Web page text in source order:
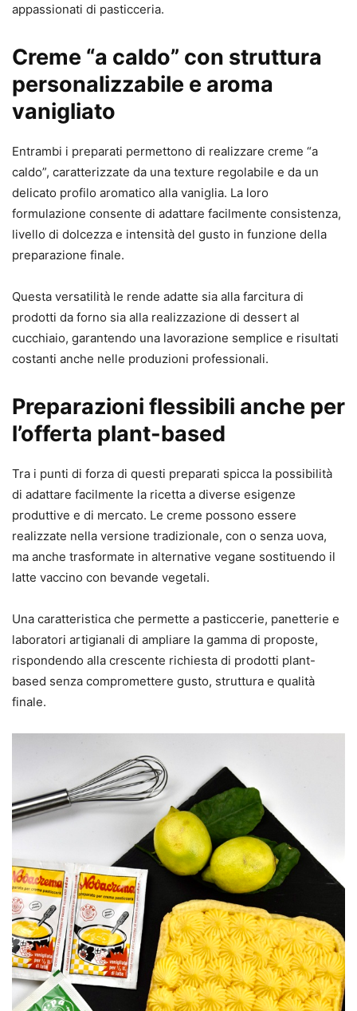
appassionati di pasticceria.
Creme “a caldo” con struttura
personalizzabile e aroma
vanigliato
Entrambi i preparati permettono di realizzare creme “a
caldo”, caratterizzate da una texture regolabile e da un
delicato profilo aromatico alla vaniglia. La loro
formulazione consente di adattare facilmente consistenza,
livello di dolcezza e intensità del gusto in funzione della
preparazione finale.
Questa versatilità le rende adatte sia alla farcitura di
prodotti da forno sia alla realizzazione di dessert al
cucchiaio, garantendo una lavorazione semplice e risultati
costanti anche nelle produzioni professionali.
Preparazioni flessibili anche per
l’offerta plant-based
Tra i punti di forza di questi preparati spicca la possibilità
di adattare facilmente la ricetta a diverse esigenze
produttive e di mercato. Le creme possono essere
realizzate nella versione tradizionale, con o senza uova,
ma anche trasformate in alternative vegane sostituendo il
latte vaccino con bevande vegetali.
Una caratteristica che permette a pasticcerie, panetterie e
laboratori artigianali di ampliare la gamma di proposte,
rispondendo alla crescente richiesta di prodotti plant-
based senza compromettere gusto, struttura e qualità
finale.